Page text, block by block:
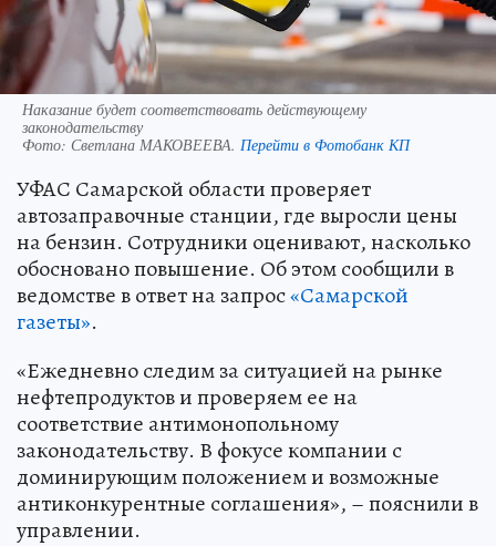
Наказание будет соответствовать действующему
законодательству
Фото: Светлана МАКОВЕЕВА. Перейти в Фотобанк КП
УФАС Самарской области проверяет
автозаправочные станции, где выросли цены
на бензин. Сотрудники оценивают, насколько
обосновано повышение. Об этом сообщили в
ведомстве в ответ на запрос«Самарской
газеты».
«Ежедневно следим за ситуацией на рынке
нефтепродуктов и проверяем ее на
соответствие антимонопольному
законодательству. В фокусе компании с
доминирующим положением и возможные
антиконкурентные соглашения», – пояснили в
управлении.